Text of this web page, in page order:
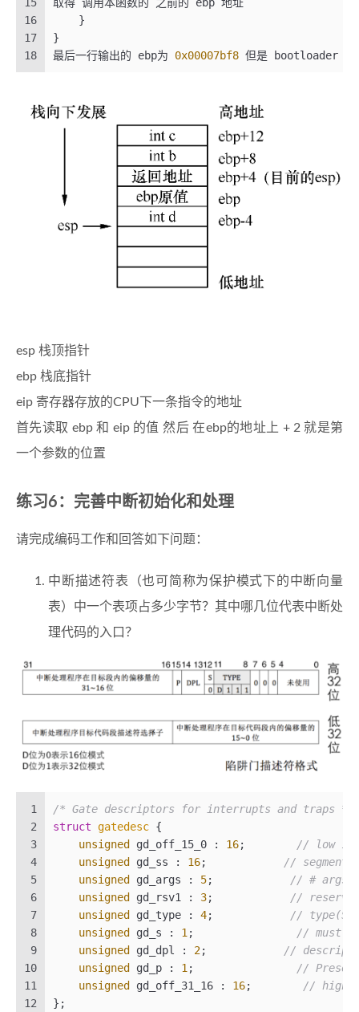
80
93
// load each program segment (ignores ph
读取每个代码段 到指定的地方
    ph = (
struct proghdr *)(( uintptr_t
    eph = ph + ELFHDR->e_phnum;
    }
// call the entry point from the ELF header
// note: does not return
    ((
(*)(void))(ELFHDR->e_entry &
while
15
16
17
18
取得 调用本函数的 之前的 ebp 地址
    }
}
最后一行输出的 ebp为 0x00007bf8 但是 bootloader 起
esp 栈顶指针
ebp 栈底指针
eip 寄存器存放的CPU下一条指令的地址
首先读取 ebp 和 eip 的值 然后 在ebp的地址上 + 2 就是第
一个参数的位置
练习6：完善中断初始化和处理
请完成编码工作和回答如下问题：
中断描述符表（也可简称为保护模式下的中断向量
表）中一个表项占多少字节？其中哪几位代表中断处
理代码的入口？
1
2
3
4
5
6
7
8
9
10
11
12
/* Gate descriptors for interrupts and traps */
struct gatedesc {
unsigned
gd_off_15_0 : 16;
// low 16
unsigned
gd_ss : 16;
// segment
unsigned
gd_args : 5;
// # args,
unsigned
gd_rsv1 : 3;
//
unsigned
gd_type : 4;
//
unsigned
gd_s : 1 ;
// must
unsigned
gd_dpl : 2;
//
unsigned
gd_p : 1 ;
//
unsigned
gd_off_31_16 : 16;
// high
};